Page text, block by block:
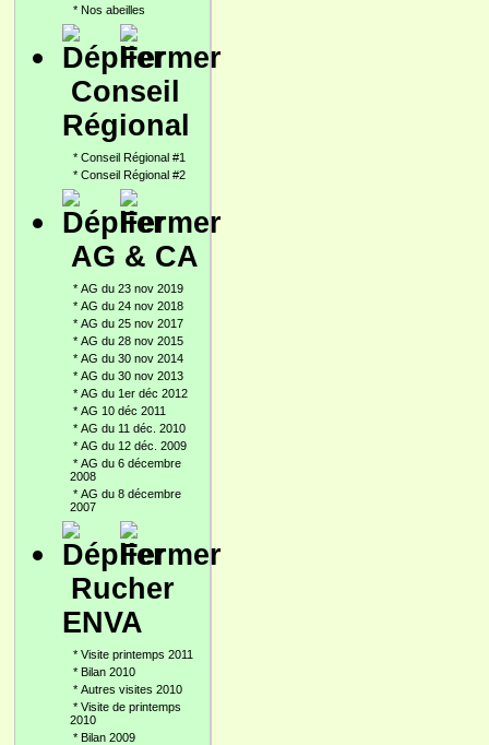
* Nos abeilles
Conseil
Régional
* Conseil Régional #1
* Conseil Régional #2
AG & CA
* AG du 23 nov 2019
* AG du 24 nov 2018
* AG du 25 nov 2017
* AG du 28 nov 2015
* AG du 30 nov 2014
* AG du 30 nov 2013
* AG du 1er déc 2012
* AG 10 déc 2011
* AG du 11 déc. 2010
* AG du 12 déc. 2009
* AG du 6 décembre
2008
* AG du 8 décembre
2007
Rucher
ENVA
* Visite printemps 2011
* Bilan 2010
* Autres visites 2010
* Visite de printemps
2010
* Bilan 2009